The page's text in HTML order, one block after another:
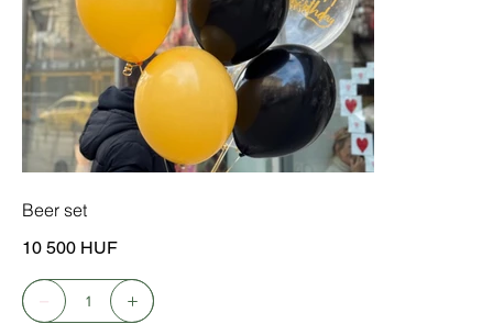
Beer set
10 500 HUF